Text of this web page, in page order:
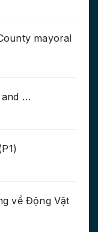
mayoral
and …
về Động Vật